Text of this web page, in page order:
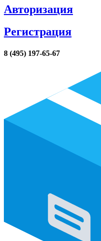
Авторизация
Регистрация
8 (495) 197-65-67